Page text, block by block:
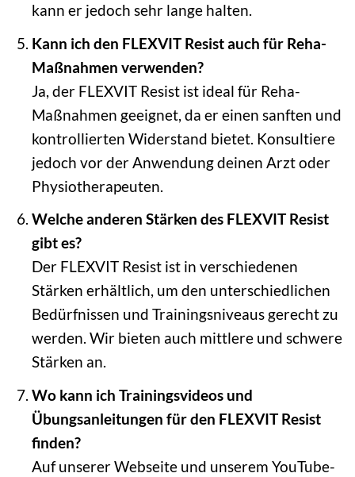
kann er jedoch sehr lange halten.
Kann ich den FLEXVIT Resist auch für Reha-
Maßnahmen verwenden?
Ja, der FLEXVIT Resist ist ideal für Reha-
Maßnahmen geeignet, da er einen sanften und
kontrollierten Widerstand bietet. Konsultiere
jedoch vor der Anwendung deinen Arzt oder
Physiotherapeuten.
Welche anderen Stärken des FLEXVIT Resist
gibt es?
Der FLEXVIT Resist ist in verschiedenen
Stärken erhältlich, um den unterschiedlichen
Bedürfnissen und Trainingsniveaus gerecht zu
werden. Wir bieten auch mittlere und schwere
Stärken an.
Wo kann ich Trainingsvideos und
Übungsanleitungen für den FLEXVIT Resist
finden?
Auf unserer Webseite und unserem YouTube-